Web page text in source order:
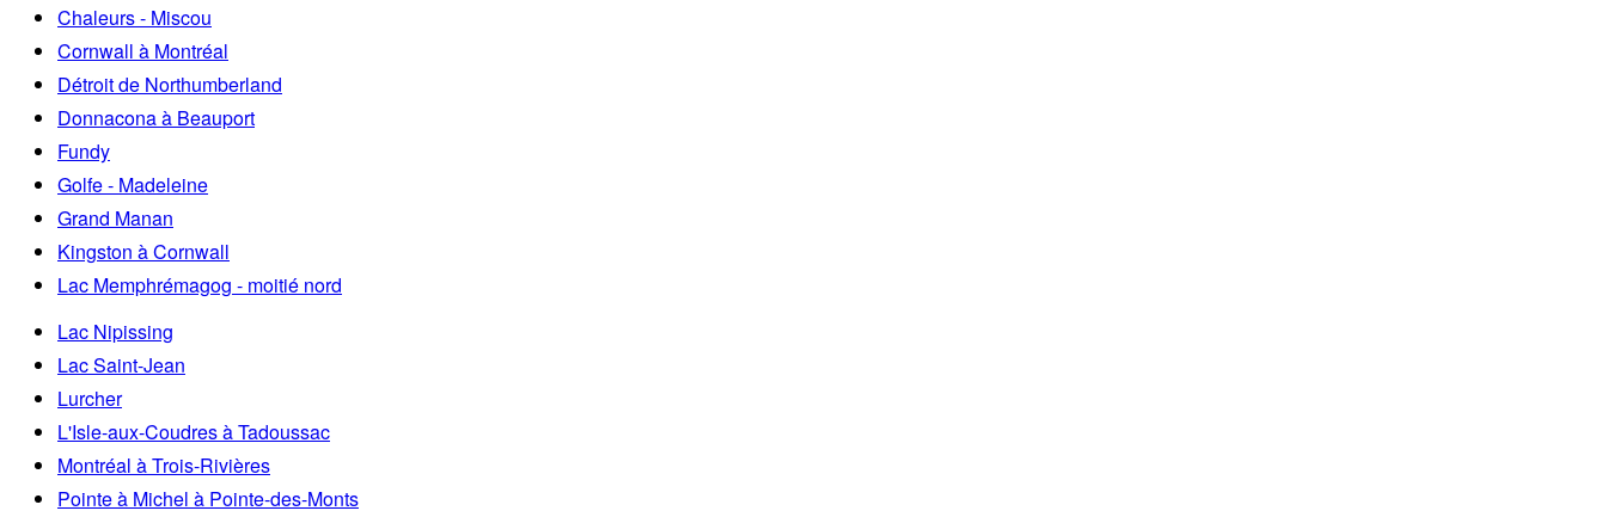
Chaleurs - Miscou
Cornwall à Montréal
Détroit de Northumberland
Donnacona à Beauport
Fundy
Golfe - Madeleine
Grand Manan
Kingston à Cornwall
Lac Memphrémagog - moitié nord
Lac Nipissing
Lac Saint-Jean
Lurcher
L'Isle-aux-Coudres à Tadoussac
Montréal à Trois-Rivières
Pointe à Michel à Pointe-des-Monts